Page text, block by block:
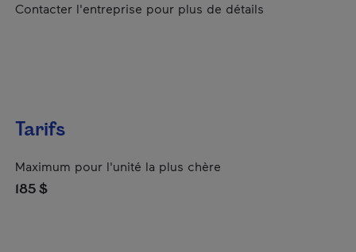
Contacter l'entreprise pour plus de détails
Tarifs
Maximum pour l'unité la plus chère
185 $